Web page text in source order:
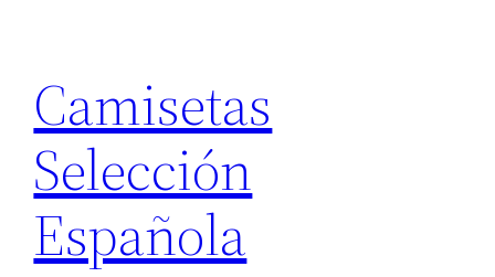
contenido
Camisetas
Selección
Española